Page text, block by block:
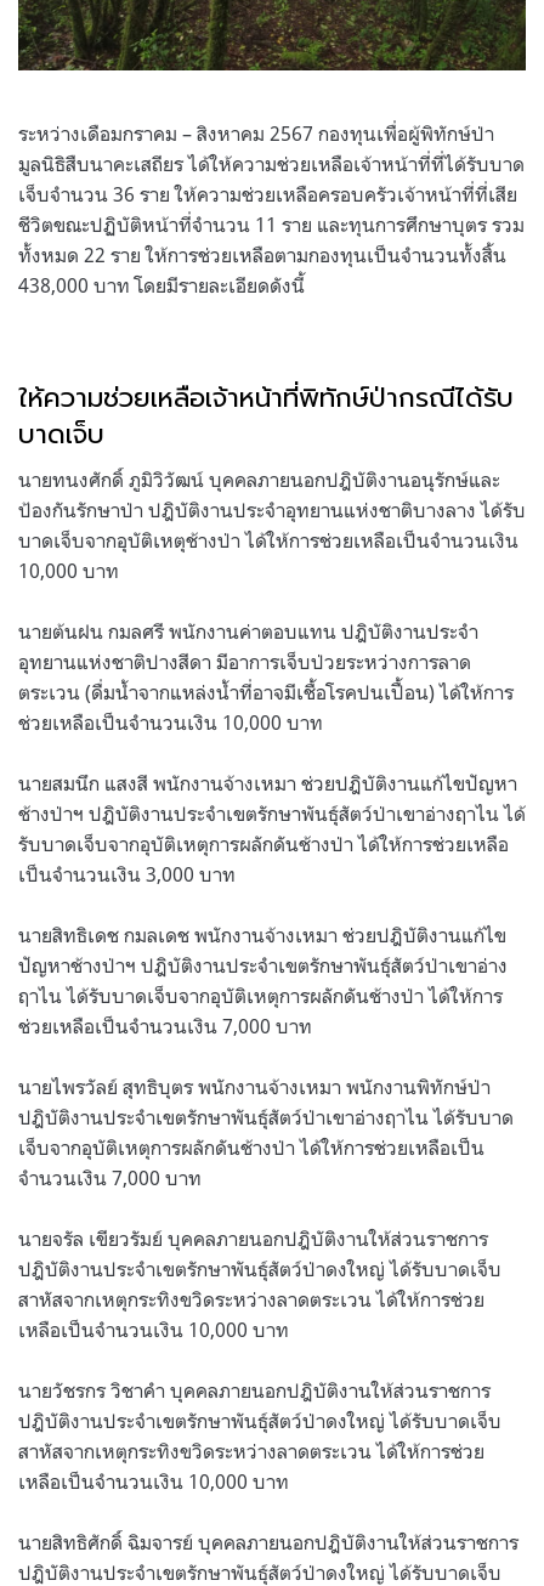
ระหว่างเดือมกราคม – สิงหาคม 2567 กองทุนเพื่อผู้พิทักษ์ป่า
มูลนิธิสืบนาคะเสถียร ได้ให้ความช่วยเหลือเจ้าหน้าที่ที่ได้รับบาด
เจ็บจำนวน 36 ราย ให้ความช่วยเหลือครอบครัวเจ้าหน้าที่ที่เสีย
ชีวิตขณะปฏิบัติหน้าที่จำนวน 11 ราย และทุนการศึกษาบุตร รวม
ทั้งหมด 22 ราย ให้การช่วยเหลือตามกองทุนเป็นจำนวนทั้งสิ้น
438,000 บาท โดยมีรายละเอียดดังนี้
ให้ความช่วยเหลือเจ้าหน้าที่พิทักษ์ป่ากรณีได้รับ
บาดเจ็บ
นายทนงศักดิ์ ภูมิวิวัฒน์ บุคคลภายนอกปฎิบัติงานอนุรักษ์และ
ป้องกันรักษาป่า ปฎิบัติงานประจำอุทยานแห่งชาติบางลาง ได้รับ
บาดเจ็บจากอุบัติเหตุช้างป่า ได้ให้การช่วยเหลือเป็นจำนวนเงิน
10,000 บาท
นายต้นฝน กมลศรี พนักงานค่าตอบแทน ปฎิบัติงานประจำ
อุทยานแห่งชาติปางสีดา มีอาการเจ็บป่วยระหว่างการลาด
ตระเวน (ดื่มน้ำจากแหล่งน้ำที่อาจมีเชื้อโรคปนเปื้อน) ได้ให้การ
ช่วยเหลือเป็นจำนวนเงิน 10,000 บาท
นายสมนึก แสงสี พนักงานจ้างเหมา ช่วยปฎิบัติงานแก้ไขปัญหา
ช้างป่าฯ ปฎิบัติงานประจำเขตรักษาพันธุ์สัตว์ป่าเขาอ่างฤาไน ได้
รับบาดเจ็บจากอุบัติเหตุการผลักดันช้างป่า ได้ให้การช่วยเหลือ
เป็นจำนวนเงิน 3,000 บาท
นายสิทธิเดช กมลเดช พนักงานจ้างเหมา ช่วยปฎิบัติงานแก้ไข
ปัญหาช้างป่าฯ ปฎิบัติงานประจำเขตรักษาพันธุ์สัตว์ป่าเขาอ่าง
ฤาไน ได้รับบาดเจ็บจากอุบัติเหตุการผลักดันช้างป่า ได้ให้การ
ช่วยเหลือเป็นจำนวนเงิน 7,000 บาท
นายไพรวัลย์ สุทธิบุตร พนักงานจ้างเหมา พนักงานพิทักษ์ป่า
ปฎิบัติงานประจำเขตรักษาพันธุ์สัตว์ป่าเขาอ่างฤาไน ได้รับบาด
เจ็บจากอุบัติเหตุการผลักดันช้างป่า ได้ให้การช่วยเหลือเป็น
จำนวนเงิน 7,000 บาท
นายจรัล เขียวรัมย์ บุคคลภายนอกปฎิบัติงานให้ส่วนราชการ
ปฎิบัติงานประจำเขตรักษาพันธุ์สัตว์ป่าดงใหญ่ ได้รับบาดเจ็บ
สาหัสจากเหตุกระทิงขวิดระหว่างลาดตระเวน ได้ให้การช่วย
เหลือเป็นจำนวนเงิน 10,000 บาท
นายวัชรกร วิชาคำ บุคคลภายนอกปฎิบัติงานให้ส่วนราชการ
ปฎิบัติงานประจำเขตรักษาพันธุ์สัตว์ป่าดงใหญ่ ได้รับบาดเจ็บ
สาหัสจากเหตุกระทิงขวิดระหว่างลาดตระเวน ได้ให้การช่วย
เหลือเป็นจำนวนเงิน 10,000 บาท
นายสิทธิศักดิ์ ฉิมจารย์ บุคคลภายนอกปฎิบัติงานให้ส่วนราชการ
ปฎิบัติงานประจำเขตรักษาพันธุ์สัตว์ป่าดงใหญ่ ได้รับบาดเจ็บ